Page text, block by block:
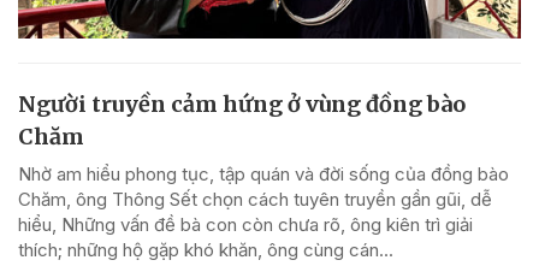
Người truyền cảm hứng ở vùng đồng bào
Chăm
Nhờ am hiểu phong tục, tập quán và đời sống của đồng bào
Chăm, ông Thông Sết chọn cách tuyên truyền gần gũi, dễ
hiểu, Những vấn đề bà con còn chưa rõ, ông kiên trì giải
thích; những hộ gặp khó khăn, ông cùng cán...